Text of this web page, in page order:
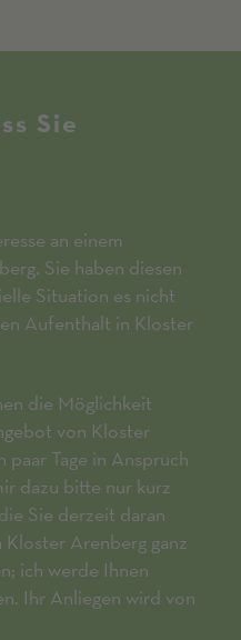
Sie
an einem
Sie haben diesen
Situation es nicht
Aufenthalt in Kloster
die Möglichkeit
von Kloster
Tage in Anspruch
dazu bitte nur kurz
Sie derzeit daran
Arenberg ganz
ich werde Ihnen
Ihr Anliegen wird von